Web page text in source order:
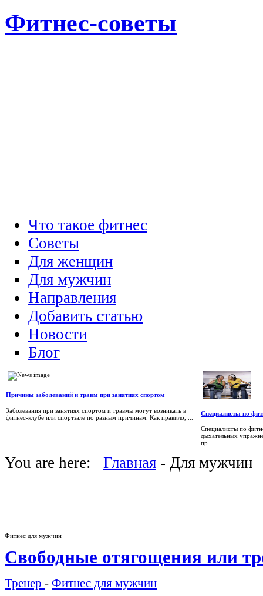
Фитнес-советы
Что такое фитнес
Советы
Для женщин
Для мужчин
Направления
Добавить статью
Новости
Блог
Причины заболеваний и травм при занятиях спортом
Заболевания при занятиях спортом и травмы могут возникать в
фитнес-клубе или спортзале по разным причинам. Как правило, ...
Специалисты по
Специалисты по
дыхательных
пр...
You are here: Главная - Для мужчин
Фитнес для мужчин
Свободные отягощения или
Тренер - Фитнес для мужчин